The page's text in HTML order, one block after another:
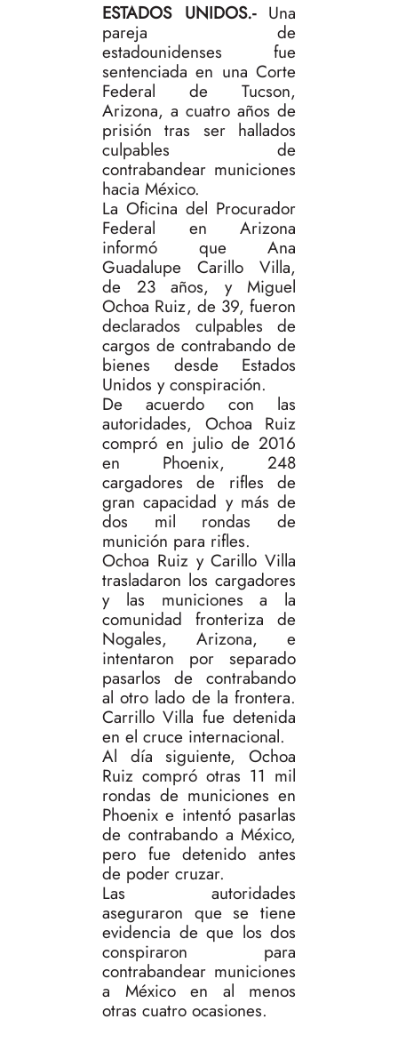
ESTADOS UNIDOS.- Una
pareja de
estadounidenses fue
sentenciada en una Corte
Federal de Tucson,
Arizona, a cuatro años de
prisión tras ser hallados
culpables de
contrabandear municiones
hacia México.
La Oficina del Procurador
Federal en Arizona
informó que Ana
Guadalupe Carillo Villa,
de 23 años, y Miguel
Ochoa Ruiz, de 39, fueron
declarados culpables de
cargos de contrabando de
bienes desde Estados
Unidos y conspiración.
De acuerdo con las
autoridades, Ochoa Ruiz
compró en julio de 2016
en Phoenix, 248
cargadores de rifles de
gran capacidad y más de
dos mil rondas de
munición para rifles.
Ochoa Ruiz y Carillo Villa
trasladaron los cargadores
y las municiones a la
comunidad fronteriza de
Nogales, Arizona, e
intentaron por separado
pasarlos de contrabando
al otro lado de la frontera.
Carrillo Villa fue detenida
en el cruce internacional.
Al día siguiente, Ochoa
Ruiz compró otras 11 mil
rondas de municiones en
Phoenix e intentó pasarlas
de contrabando a México,
pero fue detenido antes
de poder cruzar.
Las autoridades
aseguraron que se tiene
evidencia de que los dos
conspiraron para
contrabandear municiones
a México en al menos
otras cuatro ocasiones.